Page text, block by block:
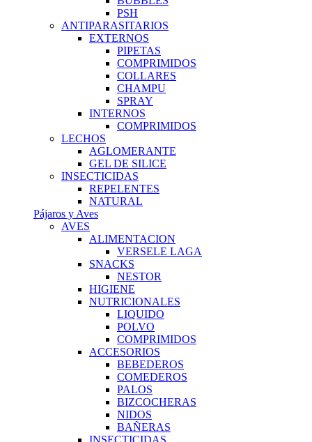
PSH
ANTIPARASITARIOS
EXTERNOS
PIPETAS
COMPRIMIDOS
COLLARES
CHAMPU
SPRAY
INTERNOS
COMPRIMIDOS
LECHOS
AGLOMERANTE
GEL DE SILICE
INSECTICIDAS
REPELENTES
NATURAL
Pájaros y Aves
AVES
ALIMENTACION
VERSELE LAGA
SNACKS
NESTOR
HIGIENE
NUTRICIONALES
LIQUIDO
POLVO
COMPRIMIDOS
ACCESORIOS
BEBEDEROS
COMEDEROS
PALOS
BIZCOCHERAS
NIDOS
BAÑERAS
INSECTICIDAS